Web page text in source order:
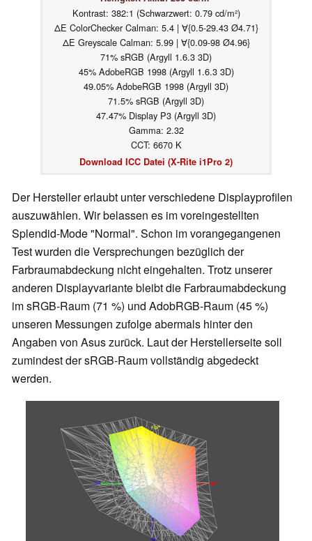
Kontrast: 382:1 (Schwarzwert: 0.79 cd/m²)
ΔE ColorChecker Calman: 5.4 | ∀{0.5-29.43 Ø4.71}
ΔE Greyscale Calman: 5.99 | ∀{0.09-98 Ø4.96}
71% sRGB (Argyll 1.6.3 3D)
45% AdobeRGB 1998 (Argyll 1.6.3 3D)
49.05% AdobeRGB 1998 (Argyll 3D)
71.5% sRGB (Argyll 3D)
47.47% Display P3 (Argyll 3D)
Gamma: 2.32
CCT: 6670 K
Download ICC Datei (X-Rite i1Pro 2)
Der Hersteller erlaubt unter verschiedene Displayprofilen
auszuwählen. Wir belassen es im voreingestellten
Splendid-Mode "Normal". Schon im vorangegangenen
Test wurden die Versprechungen bezüglich der
Farbraumabdeckung nicht eingehalten. Trotz unserer
anderen Displayvariante bleibt die Farbraumabdeckung
im sRGB-Raum (71 %) und AdobRGB-Raum (45 %)
unseren Messungen zufolge abermals hinter den
Angaben von Asus zurück. Laut der Herstellerseite soll
zumindest der sRGB-Raum vollständig abgedeckt
werden.